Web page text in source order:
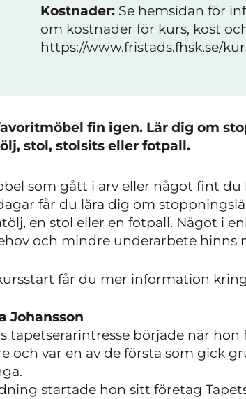
Kostnader: Se hemsidan för
om kostnader för kurs, kost
https://www.fristads.fhsk.se/
fin igen. Lär dig om
stol, stolsits eller fotpall.
som gått i arv eller något fint
får du lära dig om
en stol eller en fotpall. Något i
och mindre underarbete hinns
får du mer information
Johansson
tapetserarintresse började när
och var en av de första som gick
startade hon sitt företag